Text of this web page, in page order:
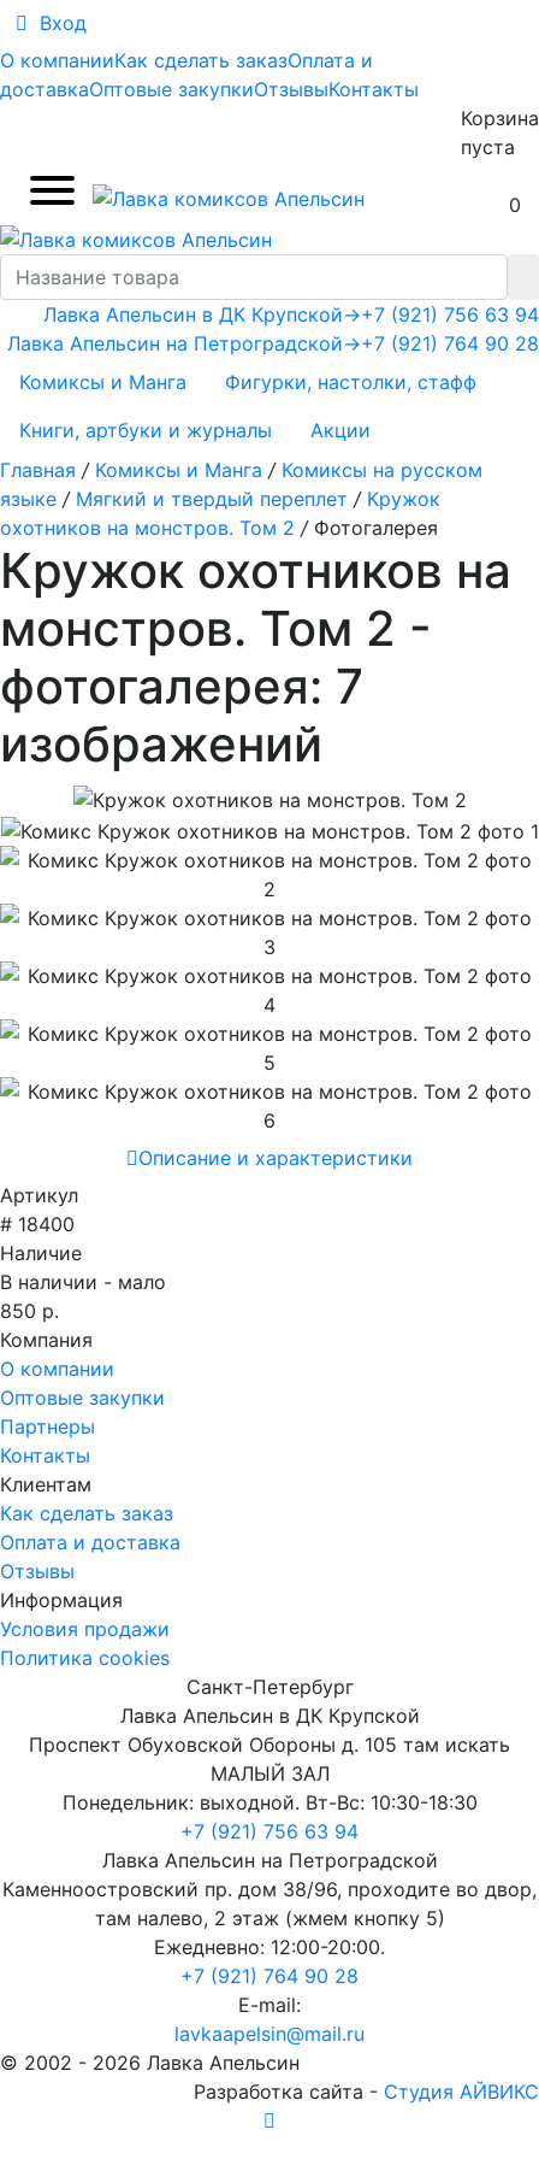
Вход
О компанииКак сделать заказОплата и
доставкаОптовые закупкиОтзывыКонтакты
Корзина
пуста
0
+7 (921) 756 63 94
+7 (921) 764 90 28
Лавка Апельсин в ДК Крупской→
Лавка Апельсин на Петроградской→
Комиксы и Манга
Фигурки, настолки, стафф
Книги, артбуки и журналы
Акции
Главная / Комиксы и Манга / Комиксы на русском
языке / Мягкий и твердый переплет / Кружок
охотников на монстров. Том 2 / Фотогалерея
Кружок охотников на
монстров. Том 2 -
фотогалерея: 7
изображений
Описание и характеристики
Артикул
# 18400
Наличие
В наличии - мало
850 р.
Компания
О компании
Оптовые закупки
Партнеры
Контакты
Клиентам
Как сделать заказ
Оплата и доставка
Отзывы
Информация
Условия продажи
Политика cookies
Санкт-Петербург
Лавка Апельсин в ДК Крупской
Проспект Обуховской Обороны д. 105 там искать
МАЛЫЙ ЗАЛ
Понедельник: выходной. Вт-Вс: 10:30-18:30
+7 (921) 756 63 94
Лавка Апельсин на Петроградской
Каменноостровский пр. дом 38/96, проходите во двор,
там налево, 2 этаж (жмем кнопку 5)
Ежедневно: 12:00-20:00.
+7 (921) 764 90 28
E-mail:
lavkaapelsin@mail.ru
© 2002 - 2026 Лавка Апельсин
Разработка сайта - Студия АЙВИКС